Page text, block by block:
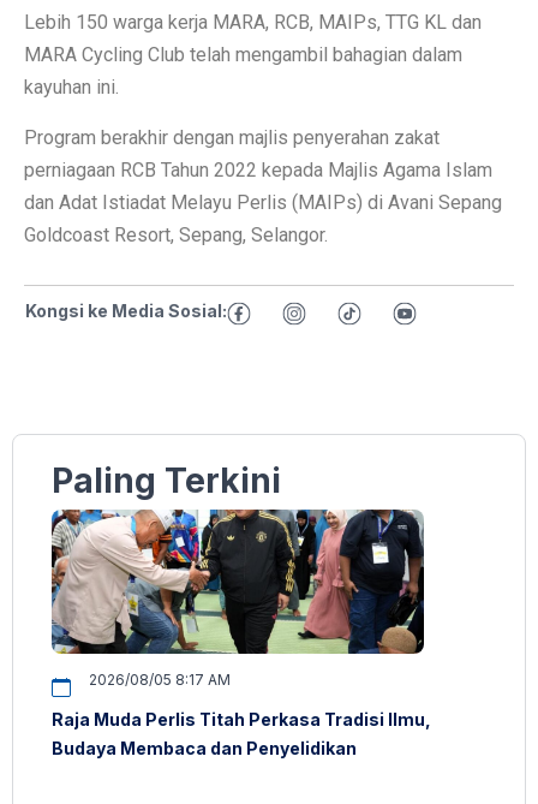
Lebih 150 warga kerja MARA, RCB, MAIPs, TTG KL dan
MARA Cycling Club telah mengambil bahagian dalam
kayuhan ini.
Program berakhir dengan majlis penyerahan zakat
perniagaan RCB Tahun 2022 kepada Majlis Agama Islam
dan Adat Istiadat Melayu Perlis (MAIPs) di Avani Sepang
Goldcoast Resort, Sepang, Selangor.
Kongsi ke Media Sosial:
Paling Terkini
2026/08/05 8:17 AM
Raja Muda Perlis Titah Perkasa Tradisi Ilmu,
Budaya Membaca dan Penyelidikan